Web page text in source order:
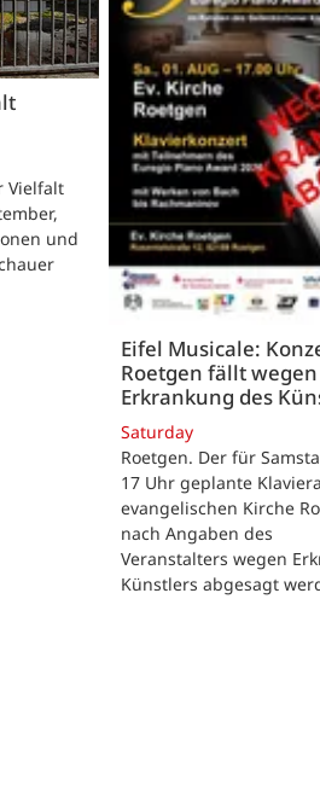
Vielfalt
und
Eifel Musicale:
Roetgen fällt wegen
Erkrankung des
Saturday
Roetgen. Der für
17 Uhr geplante
evangelischen Kirche
nach Angaben des
Veranstalters wegen
Künstlers abgesagt